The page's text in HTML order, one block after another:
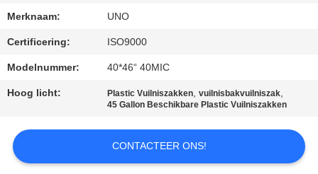
GEVALLEN
SITEMAP
PRIVACY
POLICY
Merknaam: UNO
Certificering: ISO9000
Modelnummer: 40*46“ 40MIC
Hoog licht: Plastic Vuilniszakken,vuilnisbakvuilniszak,
45 Gallon Beschikbare Plastic Vuilniszakken
CONTACTEER ONS!